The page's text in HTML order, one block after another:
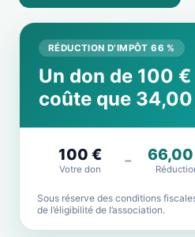
RÉDUCTION D’IMPÔT 66 %
Un don de 100
coûte que
100 €
Votre don
−
Sous réserve des conditions
de l’éligibilité de l’association.